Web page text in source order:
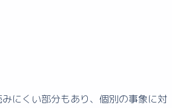
にくい部分もあり、個別の事象に対